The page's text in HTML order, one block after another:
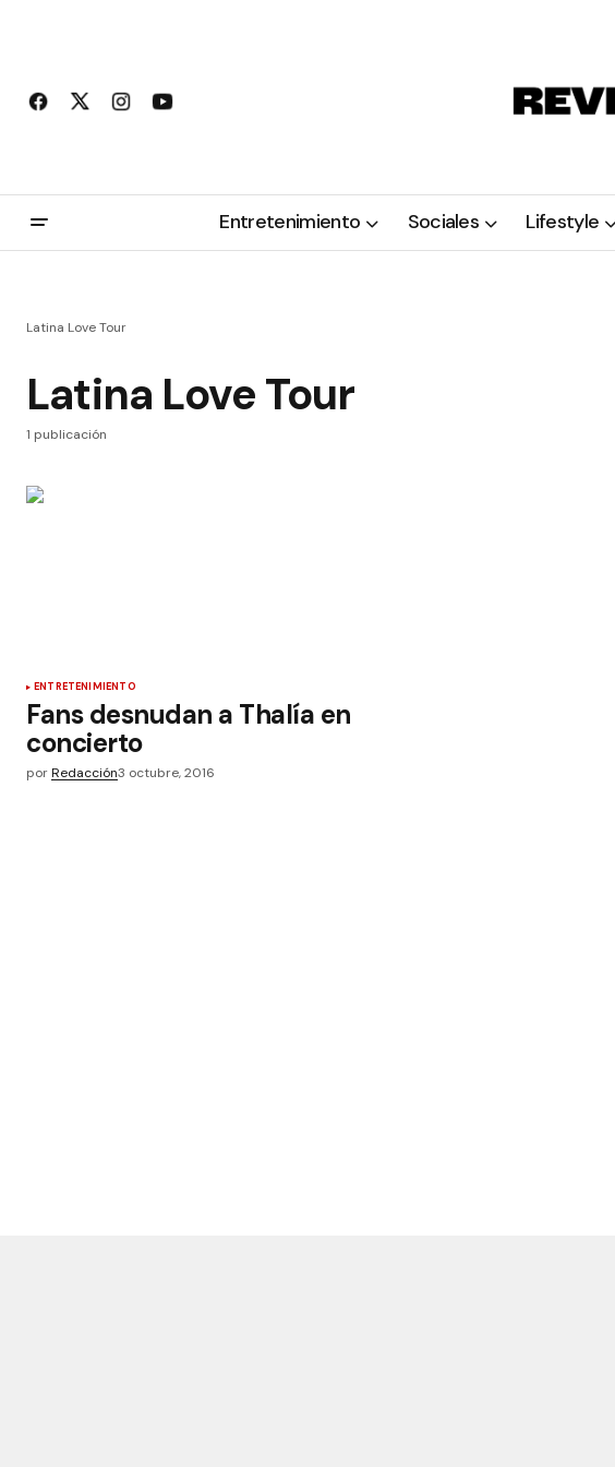
Entretenimiento Sociales Lifestyle
Latina Love Tour
Latina Love Tour
1 publicación
ENTRETENIMIENTO
Fans desnudan a Thalía en
concierto
porRedacción3 octubre, 2016